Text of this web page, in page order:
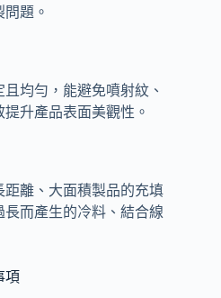
題。
均勻，能避免噴射紋、
升產品表面美觀性。
離、大面積製品的充填
而產生的冷料、結合線
項